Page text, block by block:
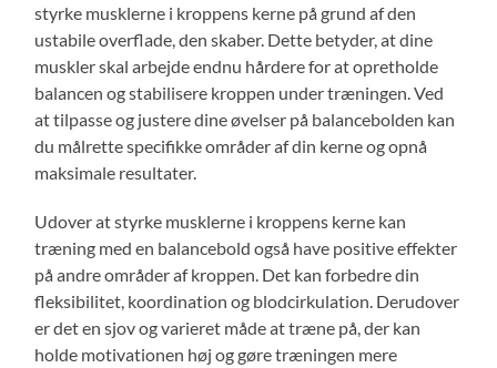
styrke musklerne i kroppens kerne på grund af den
ustabile overflade, den skaber. Dette betyder, at dine
muskler skal arbejde endnu hårdere for at opretholde
balancen og stabilisere kroppen under træningen. Ved
at tilpasse og justere dine øvelser på balancebolden kan
du målrette specifikke områder af din kerne og opnå
maksimale resultater.
Udover at styrke musklerne i kroppens kerne kan
træning med en balancebold også have positive effekter
på andre områder af kroppen. Det kan forbedre din
fleksibilitet, koordination og blodcirkulation. Derudover
er det en sjov og varieret måde at træne på, der kan
holde motivationen høj og gøre træningen mere